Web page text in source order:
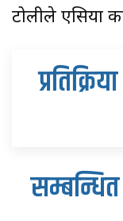
टोलीले एसिया
प्रतिक्रिया